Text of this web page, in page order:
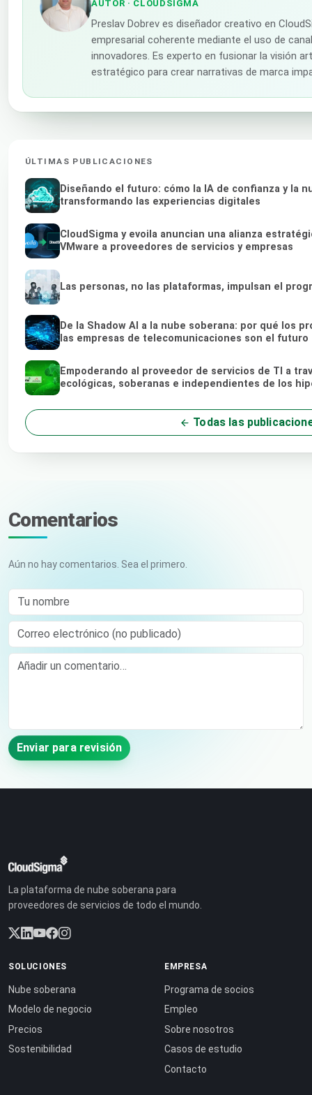
AUTOR · CLOUDSIGMA
Preslav Dobrev es diseñador creativo en
empresarial coherente mediante el uso de
innovadores. Es experto en fusionar la visión
estratégico para crear narrativas de marca
ÚLTIMAS PUBLICACIONES
Diseñando el futuro: cómo la IA de confianza y la
transformando las experiencias digitales
CloudSigma y evoila anuncian una alianza
VMware a proveedores de servicios y empresas
Las personas, no las plataformas, impulsan el
De la Shadow AI a la nube soberana: por qué los
las empresas de telecomunicaciones son el
Empoderando al proveedor de servicios de TI a
ecológicas, soberanas e independientes de los
Todas las
Comentarios
Aún no hay comentarios. Sea el primero.
Tu nombre
Correo electrónico (no publicado)
Comment
Enviar para revisión
La plataforma de nube soberana para
proveedores de servicios de todo el mundo.
SOLUCIONES
Nube soberana
Modelo de negocio
Precios
Sostenibilidad
EMPRESA
Programa de socios
Empleo
Sobre nosotros
Casos de estudio
Contacto